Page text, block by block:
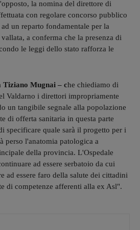
la nomina del direttore di
con regolare concorso pubblico
un reparto fondamentale per la
a conferma che la presenza di
le leggi dello stato rafforza le
Tiziano Mugnai – che chiediamo di
Valdarno i direttori impropriamente
un tangibile segnale alla popolazione
di offerta sanitaria in questa parte
specificare quale sarà il progetto per i
perso l'anatomia patologica a
della provincia. L'Ospedale
ad essere serbatoio da cui
ad essere faro della salute dei cittadini
di competenze afferenti alla ex Asl".